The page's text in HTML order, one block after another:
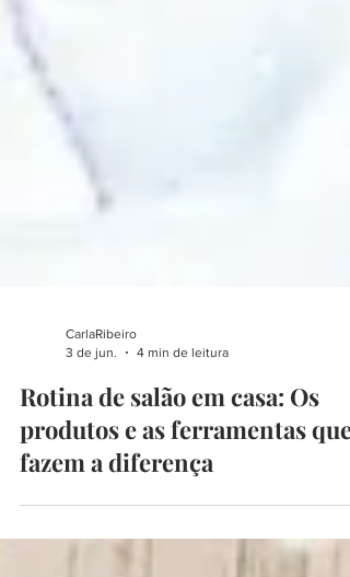
3 de jun.
4 min de leitura
Rotina de salão em casa: Os
produtos e as ferramentas que
fazem a diferença